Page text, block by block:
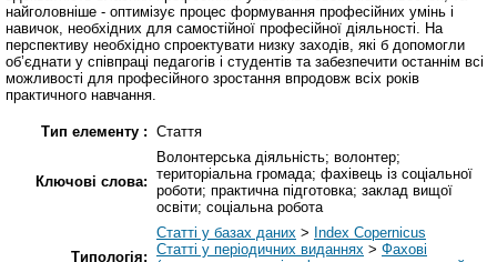
найголовніше - оптимізує процес формування професійних умінь і
навичок, необхідних для самостійної професійної діяльності. На
перспективу необхідно спроектувати низку заходів, які б допомогли
об’єднати у співпраці педагогів і студентів та забезпечити останнім всі
можливості для професійного зростання впродовж всіх років
практичного навчання.
Тип елементу : Стаття
Ключові слова:
Волонтерська діяльність; волонтер;
територіальна громада; фахівець із соціальної
роботи; практична підготовка; заклад вищої
освіти; соціальна робота
Типологія:
Статті у базах даних > Index Copernicus
Статті у періодичних виданнях > Фахові